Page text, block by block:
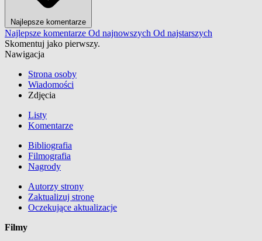
Najlepsze komentarze
Najlepsze komentarze Od najnowszych Od najstarszych
Skomentuj jako pierwszy.
Nawigacja
Strona osoby
Wiadomości
Zdjęcia
Listy
Komentarze
Bibliografia
Filmografia
Nagrody
Autorzy strony
Zaktualizuj stronę
Oczekujące aktualizacje
Filmy